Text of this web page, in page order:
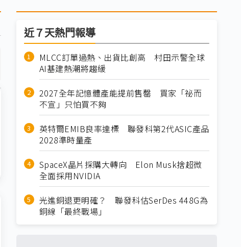
近７天熱門報導
MLCC訂單過熱、出貨比創高 村田示警全球
AI基建熱潮將趨緩
2027全年記憶體產能提前售罄 買家「祕而
不宣」只怕買不夠
英特爾EMIB良率達標 聯發科第2代ASIC產品
2028準時量產
SpaceX晶片採購大轉向 Elon Musk捨超微
全面採用NVIDIA
光進銅退更明確？ 聯發科估SerDes 448G為
銅線「最終戰場」